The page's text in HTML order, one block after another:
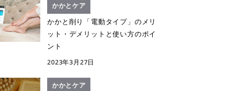
かかとケア
かかと削り「電動タイプ」のメリ
ット・デメリットと使い方のポイ
ント
2023年3月27日
かかとケア